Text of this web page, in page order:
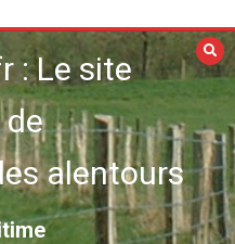
: Le site
alentours